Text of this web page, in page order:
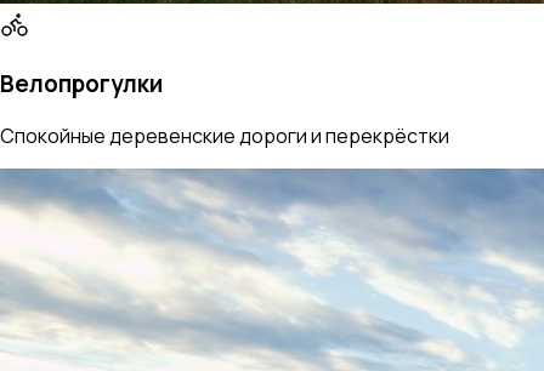
Велопрогулки
Спокойные деревенские дороги и перекрёстки